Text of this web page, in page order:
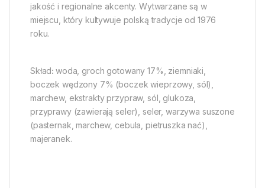
jakość i regionalne akcenty. Wytwarzane są w
miejscu, który kultywuje polską tradycje od 1976
roku.
Skład:woda, groch gotowany 17%, ziemniaki,
boczek wędzony 7% (boczek wieprzowy, sól),
marchew, ekstrakty przypraw, sól, glukoza,
przyprawy (zawierają seler), seler, warzywa suszone
(pasternak, marchew, cebula, pietruszka nać),
majeranek.